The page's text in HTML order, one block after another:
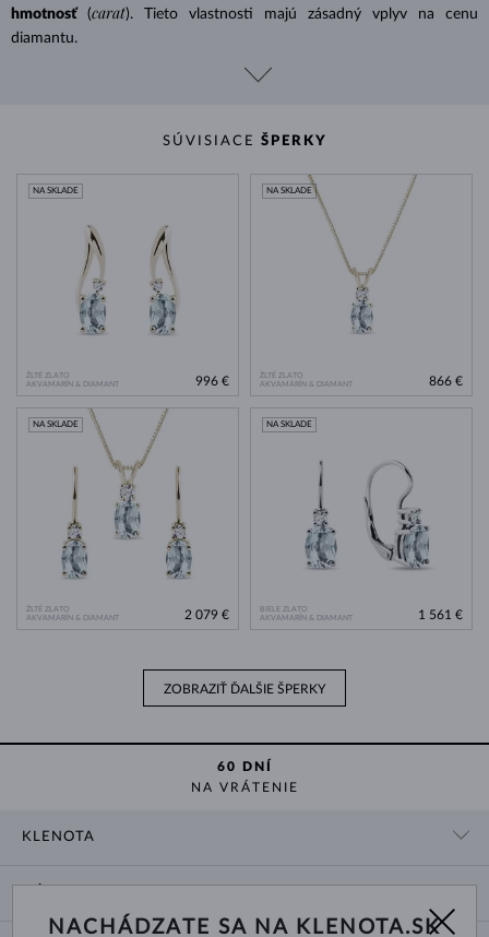
hmotnosť
(carat). Tieto vlastnosti majú zásadný vplyv na cenu
diamantu.
SÚVISIACE ŠPERKY
ŽLTÉ ZLATO
AKVAMARÍN & DIAMANT
NA SKLADE
996 €
ŽLTÉ ZLATO
AKVAMARÍN & DIAMANT
NA SKLADE
866 €
ŽLTÉ ZLATO
AKVAMARÍN & DIAMANT
NA SKLADE
2 079 €
BIELE ZLATO
AKVAMARÍN & DIAMANT
NA SKLADE
1 561 €
ZOBRAZIŤ ĎALŠIE ŠPERKY
60 DNÍ
NA VRÁTENIE
KLENOTA
NACHÁDZATE SA NA KLENOTA.SK